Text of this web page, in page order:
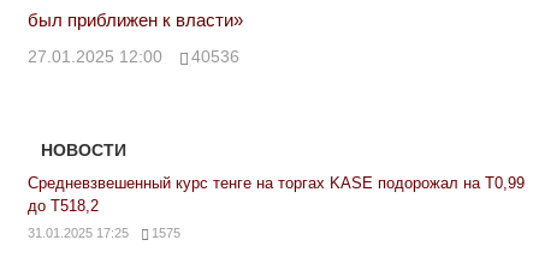
был приближен к власти»
27.01.2025 12:00 40536
НОВОСТИ
Средневзвешенный курс тенге на торгах KASE подорожал на Т0,99
до Т518,2
31.01.2025 17:25 1575